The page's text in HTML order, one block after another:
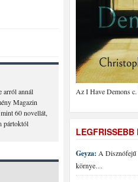
arról annál
Magazin
60 novellát,
pártoktól
Az I Have Demons
Geyza: A Disznófejű
környe…